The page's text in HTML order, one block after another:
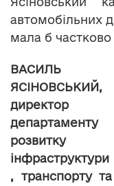
автомобільних
мала б
ВАСИЛЬ
ЯСІНОВСЬКИЙ,
директор
департаменту
розвитку
інфраструктури
, транспорту та